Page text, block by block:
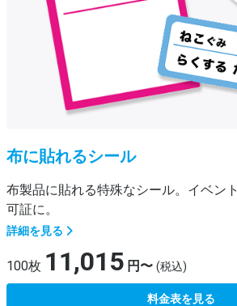
布に貼れるシール
布製品に貼れる特殊なシール。イベン
可証に。
詳細を見る
100枚 11,015 円〜 (税込)
料金表を見る